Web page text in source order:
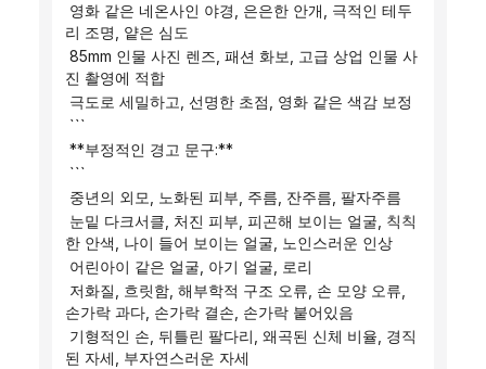
리 조명, 얕은 심도
진 촬영에 적합
극도로 세밀하고, 선명한 초점, 영화 같은 색감 보정
```
**부정적인 경고 문구:**
```
중년의 외모, 노화된 피부, 주름, 잔주름, 팔자주름
한 안색, 나이 들어 보이는 얼굴, 노인스러운 인상
어린아이 같은 얼굴, 아기 얼굴, 로리
손가락 과다, 손가락 결손, 손가락 붙어있음
된 자세, 부자연스러운 자세